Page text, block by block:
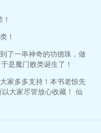
！
了一串神奇的功德珠，做
是魔门败类诞生了！
家多多支持！本书老惊先
大家尽管放心收藏！ 仙